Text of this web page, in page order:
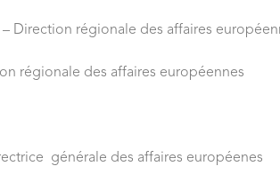
Direction régionale des affaires
régionale des affaires européennes
générale des affaires européenes